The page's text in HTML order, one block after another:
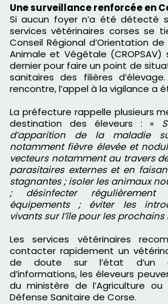
Une surveillance renforcée en
Si aucun foyer n’a été détecté
services vétérinaires corses se
Conseil Régional d’Orientation
Animale et Végétale (CROPSAV)
dernier pour faire un point de
sanitaires des filières
rencontre, l’appel à la vigilance a
La préfecture rappelle plusieurs
destination des éleveurs : «
d’apparition de la maladie
notamment fièvre élevée et
vecteurs notamment au travers
parasitaires externes et en
stagnantes ; isoler les animaux
; désinfecter
équipements ; éviter les
vivants sur l’île pour les prochains
Les services vétérinaires
contacter rapidement un
de doute sur l’état d’un
d’informations, les éleveurs
du ministère de l’Agriculture
Défense Sanitaire de Corse.